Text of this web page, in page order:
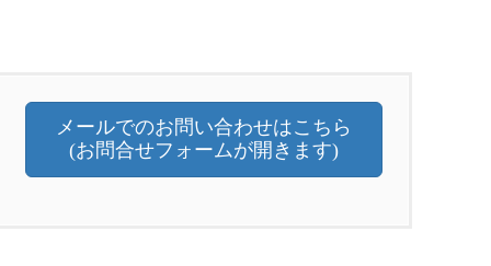
メールでのお問い合わせはこちら
(お問合せフォームが開きます)